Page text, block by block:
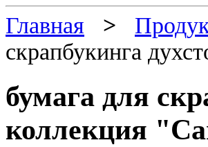
Главная >
скрапбукинга
бумага для
коллекция